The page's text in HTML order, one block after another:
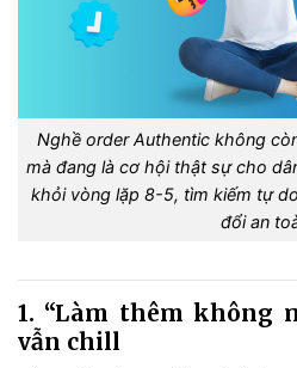
Nghề order Authentic không
mà đang là cơ hội thật sự cho
khỏi vòng lặp 8-5, tìm kiếm tự
đổi an
1. “Làm thêm không
vẫn chill